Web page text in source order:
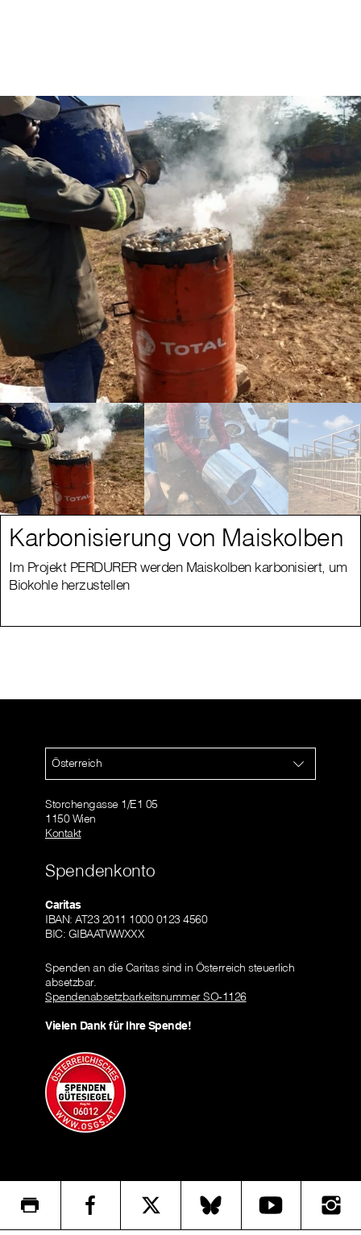
Karbonisierung von Maiskolben
Im Projekt PERDURER werden Maiskolben karbonisiert, um
Biokohle herzustellen
Österreich
Storchengasse 1/E1 05
1150 Wien
Kontakt
Spendenkonto
Caritas
IBAN: AT23 2011 1000 0123 4560
BIC: GIBAATWWXXX
Spenden an die Caritas sind in Österreich steuerlich
absetzbar.
Spendenabsetzbarkeitsnummer SO-1126
Vielen Dank für Ihre Spende!